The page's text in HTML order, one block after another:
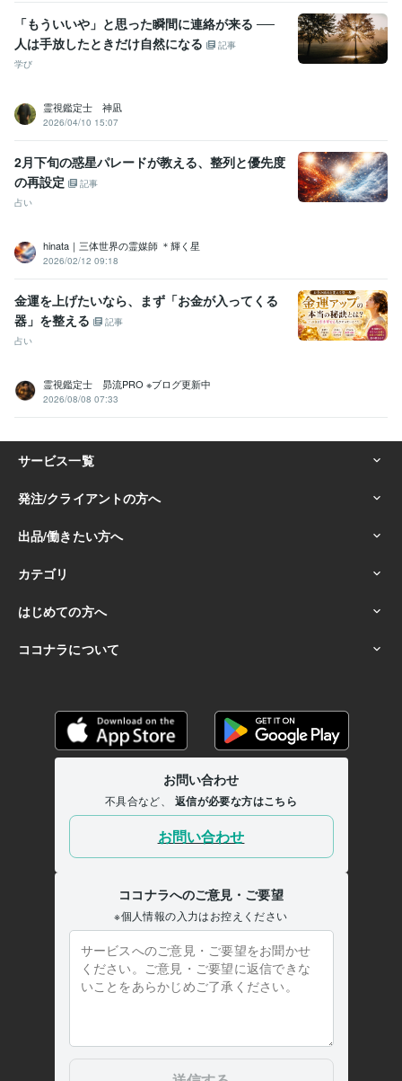
「もういいや」と思った瞬間に連絡が来る ──
人は手放したときだけ自然になる
記事
学び
霊視鑑定士 神凪
2026/04/10 15:07
2月下旬の惑星パレードが教える、整列と優先度
の再設定
記事
占い
hinata｜三体世界の霊媒師 ＊輝く星
2026/02/12 09:18
金運を上げたいなら、まず「お金が入ってくる
器」を整える
記事
占い
霊視鑑定士 昴流PRO ※ブログ更新中
2026/08/08 07:33